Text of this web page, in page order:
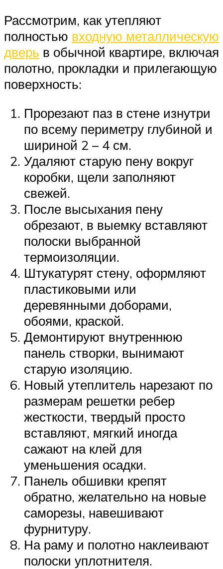
Рассмотрим, как утепляют
полностью входную металлическую
дверь в обычной квартире, включая
полотно, прокладки и прилегающую
поверхность:
Прорезают паз в стене изнутри
по всему периметру глубиной и
шириной 2 – 4 см.
Удаляют старую пену вокруг
коробки, щели заполняют
свежей.
После высыхания пену
обрезают, в выемку вставляют
полоски выбранной
термоизоляции.
Штукатурят стену, оформляют
пластиковыми или
деревянными доборами,
обоями, краской.
Демонтируют внутреннюю
панель створки, вынимают
старую изоляцию.
Новый утеплитель нарезают по
размерам решетки ребер
жесткости, твердый просто
вставляют, мягкий иногда
сажают на клей для
уменьшения осадки.
Панель обшивки крепят
обратно, желательно на новые
саморезы, навешивают
фурнитуру.
На раму и полотно наклеивают
полоски уплотнителя.